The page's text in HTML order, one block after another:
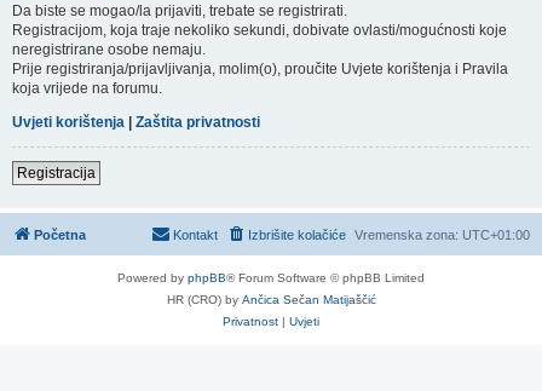
Da biste se mogao/la prijaviti, trebate se registrirati.
Registracijom, koja traje nekoliko sekundi, dobivate ovlasti/mogućnosti koje
neregistrirane osobe nemaju.
Prije registriranja/prijavljivanja, molim(o), proučite Uvjete korištenja i Pravila
koja vrijede na forumu.
Uvjeti korištenja | Zaštita privatnosti
Registracija
Početna Vremenska zona: UTC+01:00
Izbrišite kolačiće
Kontakt
Powered by phpBB® Forum Software © phpBB Limited
HR (CRO) by Ančica Sečan Matijaščić
Privatnost | Uvjeti